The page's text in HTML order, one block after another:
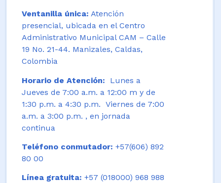
Ventanilla única: Atención
presencial, ubicada en el Centro
Administrativo Municipal CAM – Calle
19 No. 21-44. Manizales, Caldas,
Colombia
Horario de Atención:
Lunes a
Jueves de 7:00 a.m. a 12:00 m y de
1:30 p.m. a 4:30 p.m. Viernes de 7:00
a.m. a 3:00 p.m. , en jornada
continua
Teléfono conmutador: +57(606) 892
80 00
Línea gratuita: +57 (018000) 968 988